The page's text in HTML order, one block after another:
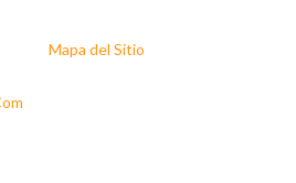
Mapa del Sitio